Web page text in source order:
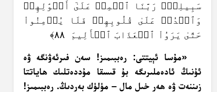
سَبِيلِكَۖ رَبَّنَا ٱطۡمِسۡ عَلَىٰٓ أَمۡوَٰلِهِمۡ
وَٱشۡدُدۡ عَلَىٰ قُلُوبِهِمۡ فَلَا يُؤۡمِنُواْ
حَتَّىٰ يَرَوُاْ ٱلۡعَذَابَ ٱلۡأَلِيمَ ٨٨﴾
«مۇسا ئېيتتى: رەببىمىز! سەن فىرئەۋنگە ۋە
ئۇنىڭ ئادەملىرىگە بۇ قىسقا مۇددەتلىك ھاياتتا
زىننەت ۋە ھەر خىل مال – مۈلۈك بەردىڭ. رەببىمىز!